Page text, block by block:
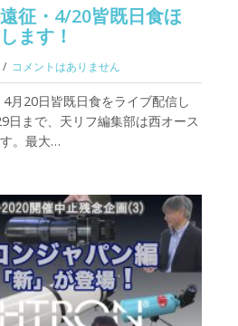
征・4/20皆既日食ほ
ます！
コメントはありません
月20日皆既日食をライブ配信し
日まで、天リフ編集部は西オース
。最大…